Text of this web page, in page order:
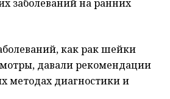
заболеваний на ранних
как рак шейки
давали рекомендации
методах диагностики и